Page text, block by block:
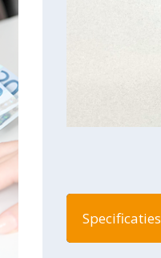
Specificaties